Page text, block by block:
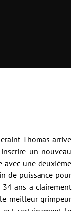
Thomas arrive
un nouveau
avec une deuxième
de puissance pour
34 ans a clairement
meilleur grimpeur